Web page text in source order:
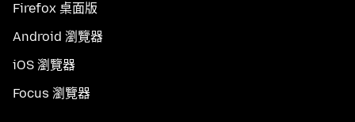
Firefox 桌面版
Android 瀏覽器
iOS 瀏覽器
Focus 瀏覽器